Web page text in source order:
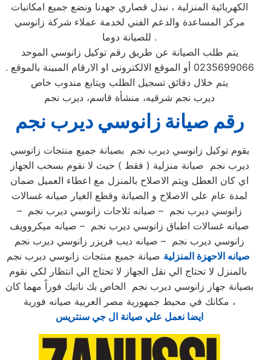
الكهربائية المنزلية ، نبذل قصاري جهدنا ونضع جميع امكانيات
مركز المساعدة والدعم الفني لخدمة عملاء شركة زانوسي
للصيانة دوما .
يتم طلب الصيانة عن طريق رقم توكيل زانوسي الموحد
0235699066 أو الموقع الالكترونى او الارقام المبينة بالموقع .
يتم خلال دقائق تسجيل الطلب ويتابع مندوب خاص
ديرب نجم شرقيه، منشأة قاسم، ديرب نجم
رقم صيانة زانوسي ديرب نجم
يقوم توكيل زانوسي ديرب نجم بصيانة جميع منتجات زانوسي
ديرب نجم صيانة منزلية ( فقط ) حيث لا نقوم بسحب الجهاز
اي كان العطل ويتم الاصلاح بالمنزل مع اعطاء العميل ضمان
لمدة عام على الاصلاح و الصيانة وقطع الغيار صيانه غسالات
زانوسي ديرب نجم – صيانه ثلاجات زانوسي ديرب نجم –
صيانه غسالات اطباق زانوسي ديرب نجم – صيانه ميكروويف
زانوسي ديرب نجم – صيانه ديب فريزر زانوسي ديرب نجم
صيانه الاحهزة المنزلية صيانة جميع منتجات زانوسي ديرب نجم
بالمنزل لا تحتاج الي نقل الجهاز لا تحتاج الي انتظار لكي نقوم
بصيانة جهاز زانوسي ديرب نجم الخاص بك ناتيك فوراً مهما كان
مكانك في محيط جمهورية مصر العربية صيانه فورية ،
ايضا نعمل علي صيانة ال جي سنتريس